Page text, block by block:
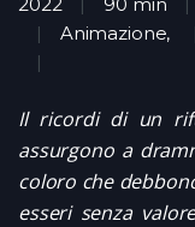
Animazione,
Il ricordi di un
assurgono a
coloro che
esseri senza